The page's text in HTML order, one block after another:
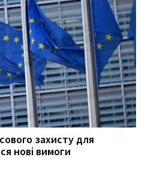
захисту для
нові вимоги